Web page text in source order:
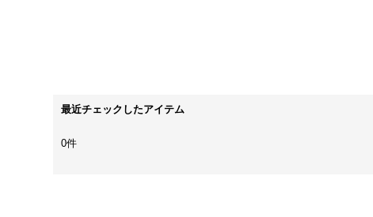
最近チェックしたアイテム
0件